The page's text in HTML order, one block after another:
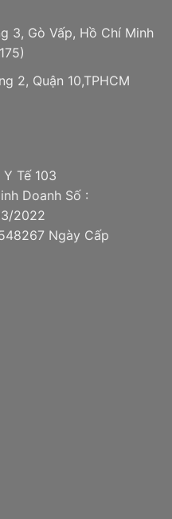
3, Gò Vấp, Hồ Chí Minh
2, Quận 10,TPHCM
Tế 103
Doanh Số :
2022
Ngày Cấp